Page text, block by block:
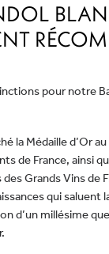
pour notre
la Médaille d’Or
de France, ainsi
Grands Vins de
qui saluent
d’un millésime